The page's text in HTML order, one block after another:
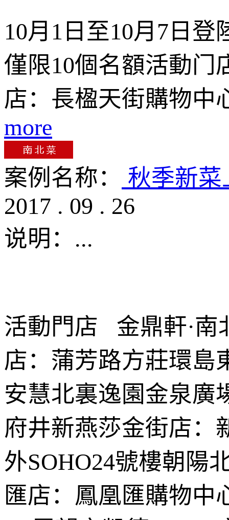
10月1日至10月7日
僅限10個名額活動门
店：長楹天街購物中
more
案例名称：
秋季新菜
2017 . 09 . 26
说明： ...
活動門店 金鼎軒·南
店：蒲芳路方莊環島
安慧北裏逸園金泉廣
府井新燕莎金街店：
外SOHO24號樓朝陽
匯店：鳳凰匯購物中